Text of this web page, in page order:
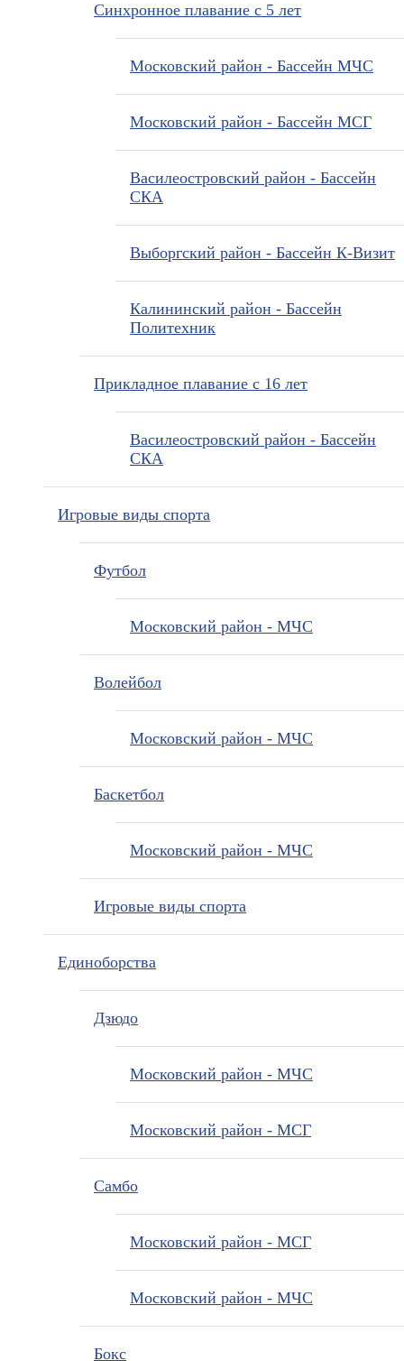
Синхронное плавание с 5 лет
Московский район - Бассейн МЧС
Московский район - Бассейн МСГ
Василеостровский район - Бассейн
СКА
Выборгский район - Бассейн К-Визит
Калининский район - Бассейн
Политехник
Прикладное плавание с 16 лет
Василеостровский район - Бассейн
СКА
Игровые виды спорта
Футбол
Московский район - МЧС
Волейбол
Московский район - МЧС
Баскетбол
Московский район - МЧС
Игровые виды спорта
Единоборства
Дзюдо
Московский район - МЧС
Московский район - МСГ
Самбо
Московский район - МСГ
Московский район - МЧС
Бокс